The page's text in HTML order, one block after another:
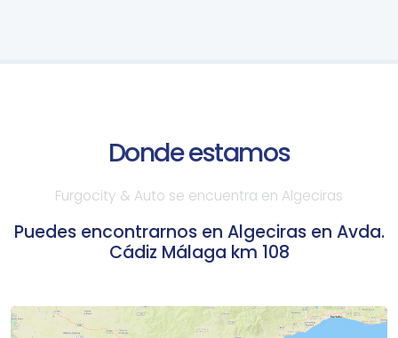
Donde estamos
Furgocity & Auto se encuentra en Algeciras
Puedes encontrarnos en Algeciras en Avda.
Cádiz Málaga km 108